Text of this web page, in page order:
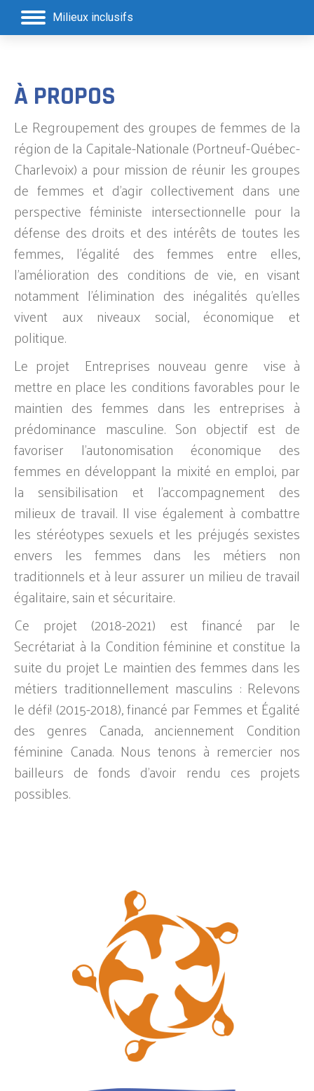
Milieux inclusifs
À PROPOS
Le Regroupement des groupes de femmes de la
région de la Capitale-Nationale (Portneuf-Québec-
Charlevoix) a pour mission de réunir les groupes
de femmes et d’agir collectivement dans une
perspective féministe intersectionnelle pour la
défense des droits et des intérêts de toutes les
femmes, l’égalité des femmes entre elles,
l’amélioration des conditions de vie, en visant
notamment l’élimination des inégalités qu’elles
vivent aux niveaux social, économique et
politique.
Le projet Entreprises nouveau genre vise à
mettre en place les conditions favorables pour le
maintien des femmes dans les entreprises à
prédominance masculine. Son objectif est de
favoriser l’autonomisation économique des
femmes en développant la mixité en emploi, par
la sensibilisation et l’accompagnement des
milieux de travail. Il vise également à combattre
les stéréotypes sexuels et les préjugés sexistes
envers les femmes dans les métiers non
traditionnels et à leur assurer un milieu de travail
égalitaire, sain et sécuritaire.
Ce projet (2018-2021) est financé par le
Secrétariat à la Condition féminine et constitue la
suite du projet Le maintien des femmes dans les
métiers traditionnellement masculins : Relevons
le défi! (2015-2018), financé par Femmes et Égalité
des genres Canada, anciennement Condition
féminine Canada. Nous tenons à remercier nos
bailleurs de fonds d’avoir rendu ces projets
possibles.